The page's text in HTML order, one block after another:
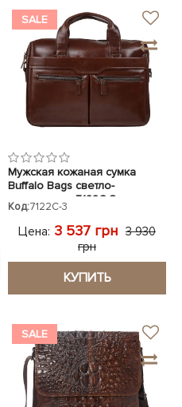
SALE
Мужская кожаная сумка
Buffalo Bags светло-
коричневая 7122C-3
Код:7122C-3
Цена: 3 537 грн 3 930
грн
КУПИТЬ
SALE